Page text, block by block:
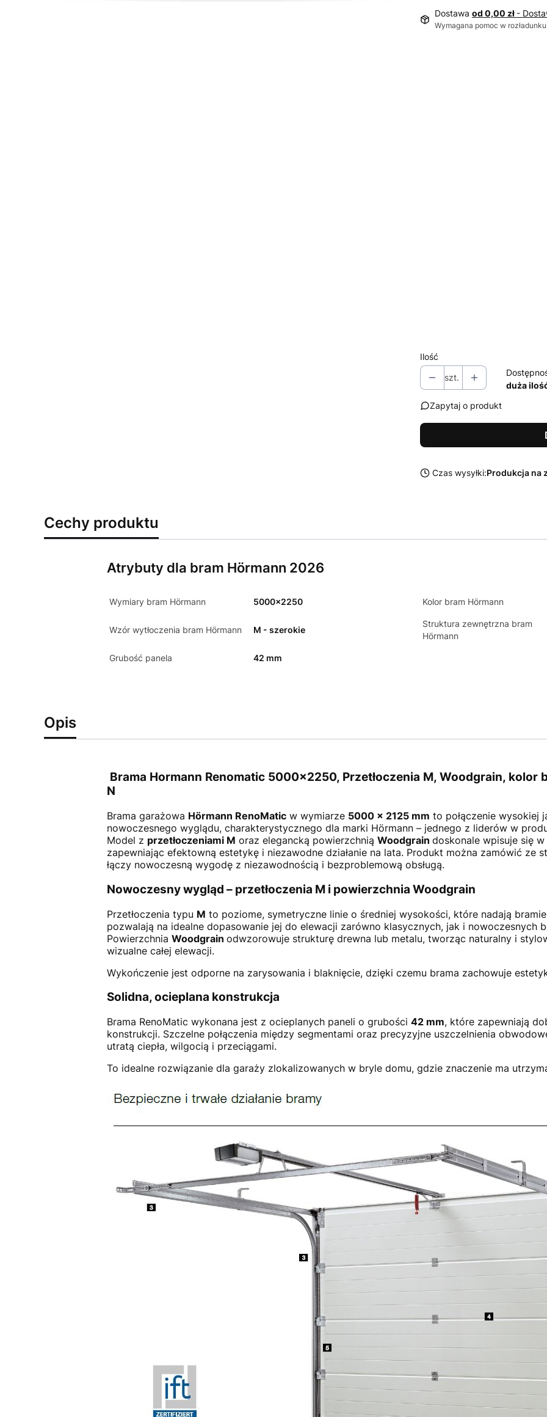
Dostawa od 0,00 zł -
Wymagana pomoc w
Ilość
szt.
duża
Zapytaj o produkt
Czas wysyłki:Produkcja na
Cechy produktu
Atrybuty dla bram Hörmann 2026
Wymiary bram Hörmann 5000x2250 Kolor bram Hörmann
Wzór wytłoczenia bram Hörmann M - szerokie
Struktura zewnętrzna bram
Hörmann
Grubość panela 42 mm
Opis
Brama Hormann Renomatic 5000x2250, Przetłoczenia M, Woodgrain, kolor
N
Brama garażowa Hörmann RenoMaticw wymiarze 5000 × 2125 mm to połączenie wysokiej
nowoczesnego wyglądu, charakterystycznego dla marki Hörmann – jednego z liderów w
Model z przetłoczeniami M oraz elegancką powierzchnią Woodgrain doskonale wpisuje się
zapewniając efektowną estetykę i niezawodne działanie na lata. Produkt można zamówić ze
łączy nowoczesną wygodę z niezawodnością i bezproblemową obsługą.
Nowoczesny wygląd – przetłoczenia M i powierzchnia Woodgrain
Przetłoczenia typu M to poziome, symetryczne linie o średniej wysokości, które nadają
pozwalają na idealne dopasowanie jej do elewacji zarówno klasycznych, jak i nowoczesnych
Powierzchnia Woodgrain odwzorowuje strukturę drewna lub metalu, tworząc naturalny i
wizualne całej elewacji.
Wykończenie jest odporne na zarysowania i blaknięcie, dzięki czemu brama zachowuje
Solidna, ocieplana konstrukcja
Brama RenoMatic wykonana jest z ocieplanych paneli o grubości 42 mm, które zapewniają
konstrukcji. Szczelne połączenia między segmentami oraz precyzyjne uszczelnienia
utratą ciepła, wilgocią i przeciągami.
To idealne rozwiązanie dla garaży zlokalizowanych w bryle domu, gdzie znaczenie ma